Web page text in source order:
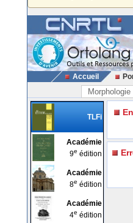
Accueil
Morphologie
TLFi
Académie
9e édition
Académie
8e édition
Académie
4e édition